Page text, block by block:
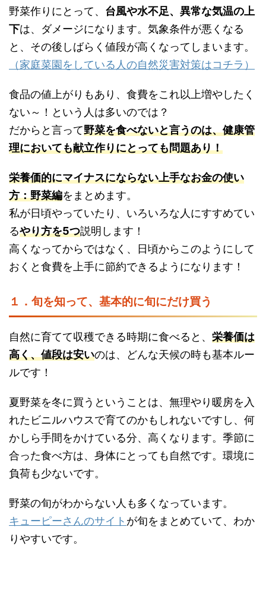
野菜作りにとって、 台風や水不足、異常な気温の上
下は、ダメージになります。気象条件が悪くなる
と、その後しばらく値段が高くなってしまいます。
（家庭菜園をしている人の自然災害対策はコチラ）
食品の値上がりもあり、食費をこれ以上増やしたく
ない～！という人は多いのでは？
だからと言って野菜を食べないと言うのは、健康管
理においても献立作りにとっても問題あり！
栄養価的にマイナスにならない上手なお金の使い
方：野菜編をまとめます。
私が日頃やっていたり、いろいろな人にすすめてい
るやり方を5つ説明します！
高くなってからではなく、日頃からこのようにして
おくと食費を上手に節約できるようになります！
１．旬を知って、基本的に旬にだけ買う
自然に育てて収穫できる時期に食べると、 栄養価は
高く、値段は安いのは、どんな天候の時も基本ルー
ルです！
夏野菜を冬に買うということは、無理やり暖房を入
れたビニルハウスで育てのかもしれないですし、何
かしら手間をかけている分、高くなります。季節に
合った食べ方は、身体にとっても自然です。環境に
負荷も少ないです。
野菜の旬がわからない人も多くなっています。
キューピーさんのサイト が旬をまとめていて、わか
りやすいです。